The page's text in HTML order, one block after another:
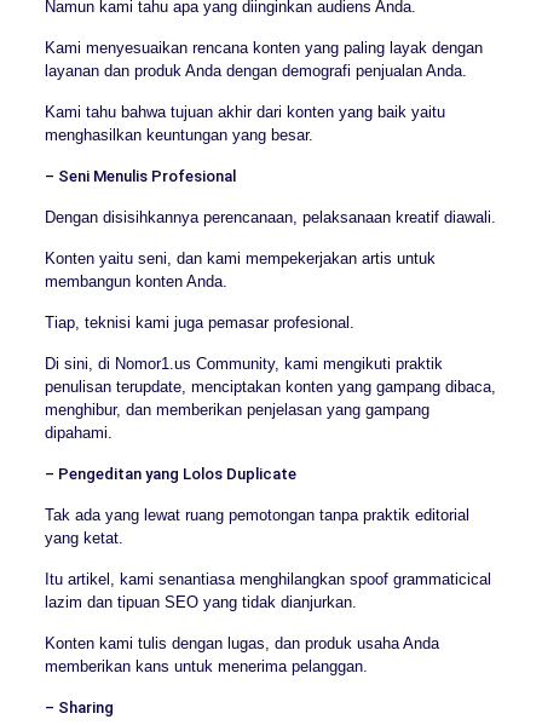
Namun kami tahu apa yang diinginkan audiens Anda.
Kami menyesuaikan rencana konten yang paling layak dengan
layanan dan produk Anda dengan demografi penjualan Anda.
Kami tahu bahwa tujuan akhir dari konten yang baik yaitu
menghasilkan keuntungan yang besar.
– Seni Menulis Profesional
Dengan disisihkannya perencanaan, pelaksanaan kreatif diawali.
Konten yaitu seni, dan kami mempekerjakan artis untuk
membangun konten Anda.
Tiap, teknisi kami juga pemasar profesional.
Di sini, di Nomor1.us Community, kami mengikuti praktik
penulisan terupdate, menciptakan konten yang gampang dibaca,
menghibur, dan memberikan penjelasan yang gampang
dipahami.
– Pengeditan yang Lolos Duplicate
Tak ada yang lewat ruang pemotongan tanpa praktik editorial
yang ketat.
Itu artikel, kami senantiasa menghilangkan spoof grammaticical
lazim dan tipuan SEO yang tidak dianjurkan.
Konten kami tulis dengan lugas, dan produk usaha Anda
memberikan kans untuk menerima pelanggan.
– Sharing